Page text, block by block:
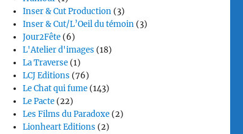
Inser & Cut Production (3)
Inser & Cut/L’Oeil du témoin (3)
Jour2Fête (6)
L'Atelier d'images (18)
La Traverse (1)
LCJ Editions (76)
Le Chat qui fume (143)
Le Pacte (22)
Les Films du Paradoxe (2)
Lionheart Editions (2)